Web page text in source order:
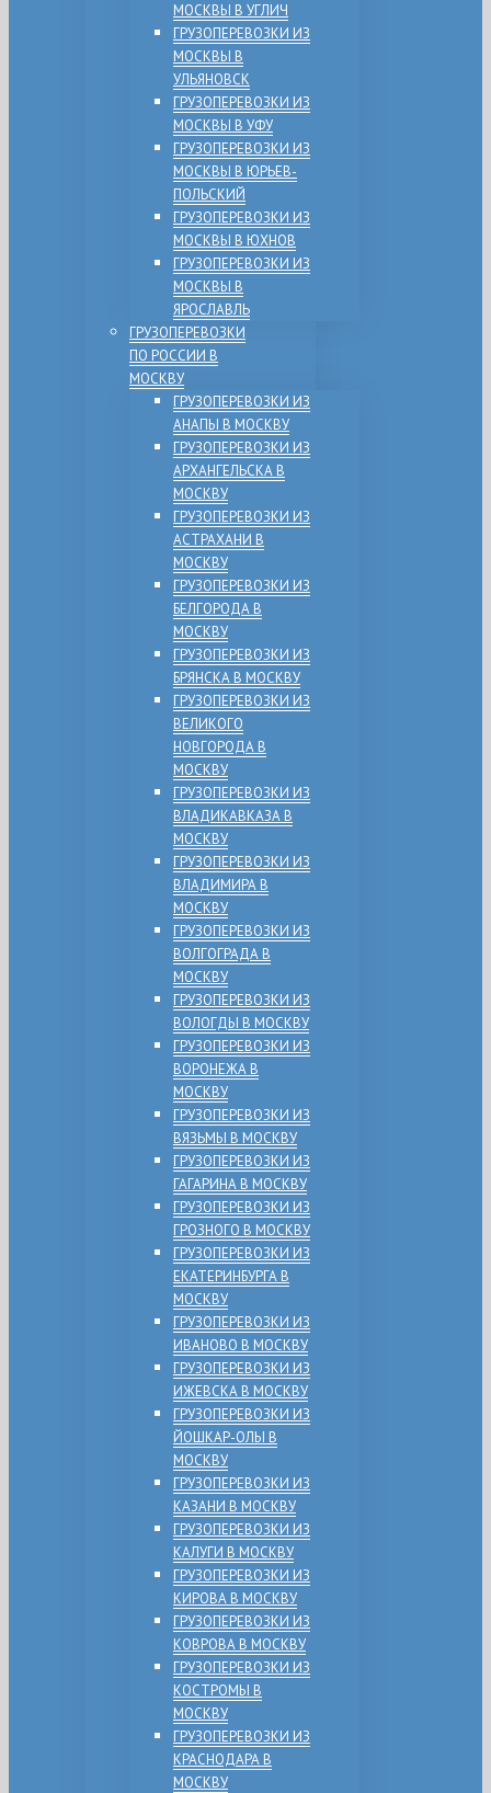
МОСКВЫ В УГЛИЧ
ГРУЗОПЕРЕВОЗКИ ИЗ
МОСКВЫ В
УЛЬЯНОВСК
ГРУЗОПЕРЕВОЗКИ ИЗ
МОСКВЫ В УФУ
ГРУЗОПЕРЕВОЗКИ ИЗ
МОСКВЫ В ЮРЬЕВ-
ПОЛЬСКИЙ
ГРУЗОПЕРЕВОЗКИ ИЗ
МОСКВЫ В ЮХНОВ
ГРУЗОПЕРЕВОЗКИ ИЗ
МОСКВЫ В
ЯРОСЛАВЛЬ
ГРУЗОПЕРЕВОЗКИ
ПО РОССИИ В
МОСКВУ
ГРУЗОПЕРЕВОЗКИ ИЗ
АНАПЫ В МОСКВУ
ГРУЗОПЕРЕВОЗКИ ИЗ
АРХАНГЕЛЬСКА В
МОСКВУ
ГРУЗОПЕРЕВОЗКИ ИЗ
АСТРАХАНИ В
МОСКВУ
ГРУЗОПЕРЕВОЗКИ ИЗ
БЕЛГОРОДА В
МОСКВУ
ГРУЗОПЕРЕВОЗКИ ИЗ
БРЯНСКА В МОСКВУ
ГРУЗОПЕРЕВОЗКИ ИЗ
ВЕЛИКОГО
НОВГОРОДА В
МОСКВУ
ГРУЗОПЕРЕВОЗКИ ИЗ
ВЛАДИКАВКАЗА В
МОСКВУ
ГРУЗОПЕРЕВОЗКИ ИЗ
ВЛАДИМИРА В
МОСКВУ
ГРУЗОПЕРЕВОЗКИ ИЗ
ВОЛГОГРАДА В
МОСКВУ
ГРУЗОПЕРЕВОЗКИ ИЗ
ВОЛОГДЫ В МОСКВУ
ГРУЗОПЕРЕВОЗКИ ИЗ
ВОРОНЕЖА В
МОСКВУ
ГРУЗОПЕРЕВОЗКИ ИЗ
ВЯЗЬМЫ В МОСКВУ
ГРУЗОПЕРЕВОЗКИ ИЗ
ГАГАРИНА В МОСКВУ
ГРУЗОПЕРЕВОЗКИ ИЗ
ГРОЗНОГО В МОСКВУ
ГРУЗОПЕРЕВОЗКИ ИЗ
ЕКАТЕРИНБУРГА В
МОСКВУ
ГРУЗОПЕРЕВОЗКИ ИЗ
ИВАНОВО В МОСКВУ
ГРУЗОПЕРЕВОЗКИ ИЗ
ИЖЕВСКА В МОСКВУ
ГРУЗОПЕРЕВОЗКИ ИЗ
ЙОШКАР-ОЛЫ В
МОСКВУ
ГРУЗОПЕРЕВОЗКИ ИЗ
КАЗАНИ В МОСКВУ
ГРУЗОПЕРЕВОЗКИ ИЗ
КАЛУГИ В МОСКВУ
ГРУЗОПЕРЕВОЗКИ ИЗ
КИРОВА В МОСКВУ
ГРУЗОПЕРЕВОЗКИ ИЗ
КОВРОВА В МОСКВУ
ГРУЗОПЕРЕВОЗКИ ИЗ
КОСТРОМЫ В
МОСКВУ
ГРУЗОПЕРЕВОЗКИ ИЗ
КРАСНОДАРА В
МОСКВУ